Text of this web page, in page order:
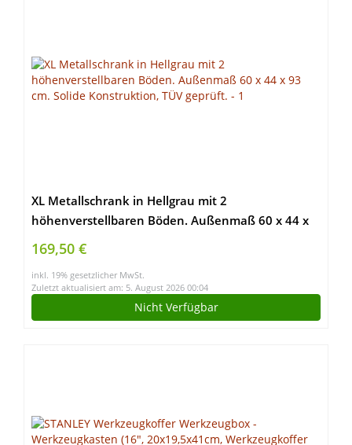
XL Metallschrank in Hellgrau mit 2
höhenverstellbaren Böden. Außenmaß 60 x 44 x
93 cm. Solide Konstruktion, TÜV geprüft.
169,50 €
inkl. 19% gesetzlicher MwSt.
Zuletzt aktualisiert am: 5. August 2026 00:04
Nicht Verfügbar